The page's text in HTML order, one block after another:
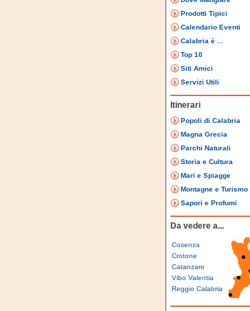
Prodotti Tipici
Calendario Eventi
Calabria è ...
Top 10
Siti Amici
Servizi Utili
Itinerari
Popoli di Calabria
Magna Grecia
Parchi Naturali
Storia e Cultura
Mari e Spiagge
Montagne e Turismo
Sapori e Profumi
Da vedere a...
Cosenza
Crotone
Catanzaro
Vibo Valentia
Reggio Calabria